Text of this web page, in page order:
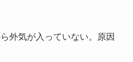
外気が入っていない。原因